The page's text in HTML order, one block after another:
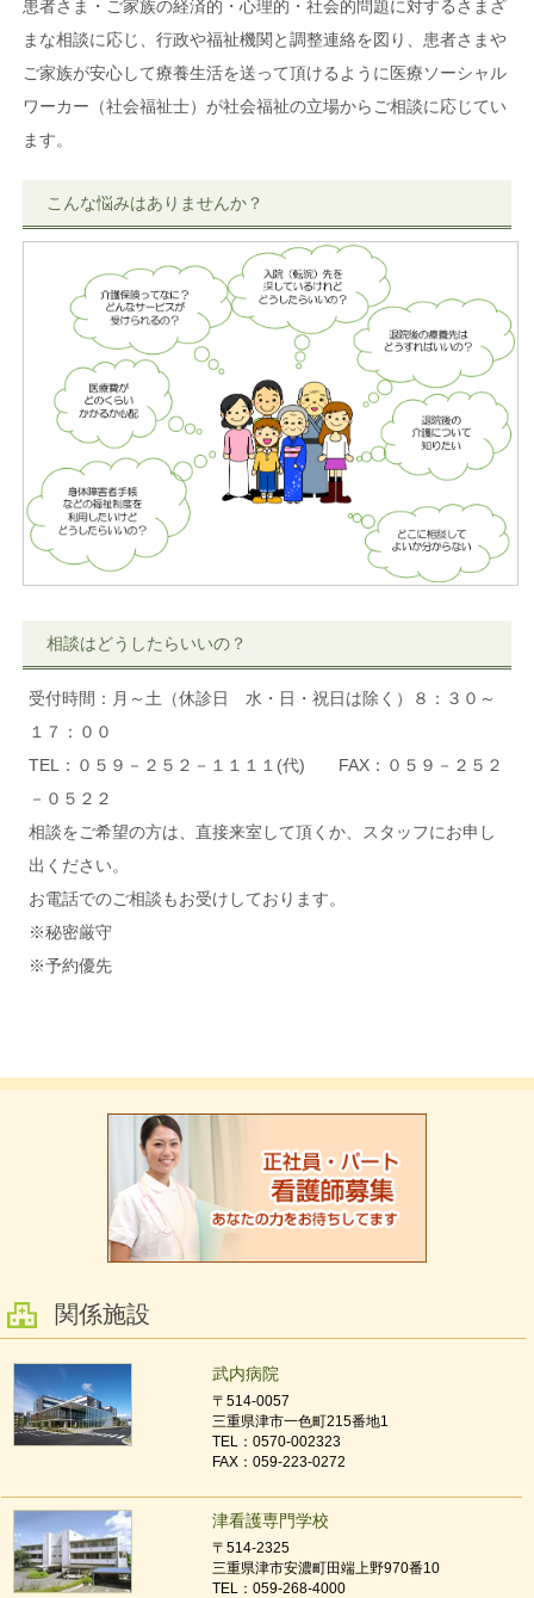
患者さま・ご家族の経済的・心理的・社会的問題に対するさまざ
まな相談に応じ、行政や福祉機関と調整連絡を図り、患者さまや
ご家族が安心して療養生活を送って頂けるように医療ソーシャル
ワーカー（社会福祉士）が社会福祉の立場からご相談に応じてい
ます。
こんな悩みはありませんか？
相談はどうしたらいいの？
受付時間：月～土（休診日 水・日・祝日は除く）８：３０～
１７：００
TEL：０５９－２５２－１１１１(代) FAX：０５９－２５２
－０５２２
相談をご希望の方は、直接来室して頂くか、スタッフにお申し
出ください。
お電話でのご相談もお受けしております。
※秘密厳守
※予約優先
関係施設
武内病院
〒514-0057
三重県津市一色町215番地1
TEL：0570-002323
FAX：059-223-0272
津看護専門学校
〒514-2325
三重県津市安濃町田端上野970番10
TEL：059-268-4000